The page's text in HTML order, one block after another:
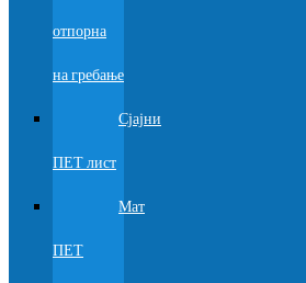
отпорна
на гребање
Сјајни
ПЕТ лист
Мат
ПЕТ